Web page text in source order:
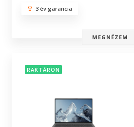
3 év garancia
MEGNÉZEM
RAKTÁRON